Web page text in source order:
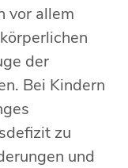
vor allem
der
Bei Kindern
zu
und